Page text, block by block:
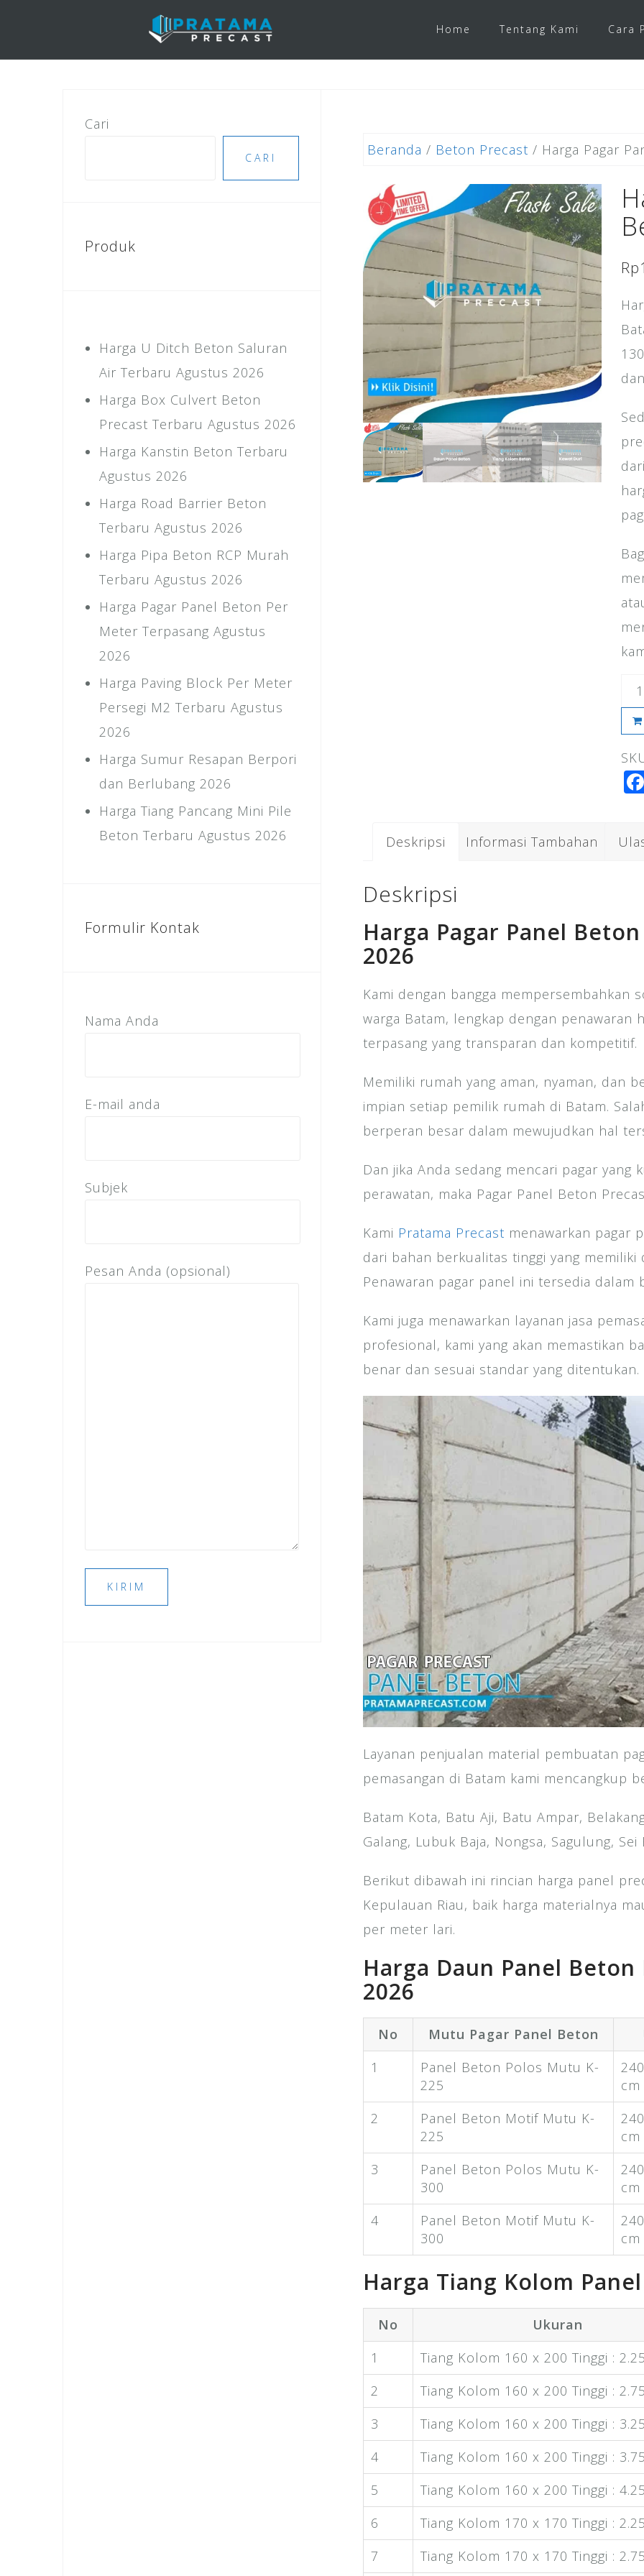
content
Home Tentang Kami Cara
Beranda / Beton Precast / Harga Pagar
Rp
2026
Deskripsi Informasi Tambahan
Deskripsi
Harga Pagar Panel
2026
Kami dengan bangga mempersembahkan
warga Batam, lengkap dengan penawaran
terpasang yang transparan dan kompetitif.
Memiliki rumah yang aman, nyaman, dan
impian setiap pemilik rumah di Batam.
berperan besar dalam mewujudkan hal
Dan jika Anda sedang mencari pagar yang
perawatan, maka Pagar Panel Beton
Kami Pratama Precast menawarkan pagar
dari bahan berkualitas tinggi yang
Penawaran pagar panel ini tersedia dalam
Kami juga menawarkan layanan jasa
profesional, kami yang akan memastikan
benar dan sesuai standar yang ditentukan.
Layanan penjualan material pembuatan
pemasangan di Batam kami mencangkup
Batam Kota, Batu Aji, Batu Ampar,
Galang, Lubuk Baja, Nongsa, Sagulung,
Berikut dibawah ini rincian harga panel
Kepulauan Riau, baik harga materialnya
per meter lari.
Harga Daun Panel
2026
No Mutu Pagar Panel Beton
1
Panel Beton Polos Mutu K-
225
cm
2
Panel Beton Motif Mutu K-
225
cm
3
Panel Beton Polos Mutu K-
300
cm
4
Panel Beton Motif Mutu K-
300
cm
Harga Tiang Kolom
No Ukuran
1
Tiang Kolom 160 x 200 Tinggi :
2
Tiang Kolom 160 x 200 Tinggi :
3
Tiang Kolom 160 x 200 Tinggi :
4
Tiang Kolom 160 x 200 Tinggi :
5
Tiang Kolom 160 x 200 Tinggi :
6
Tiang Kolom 170 x 170 Tinggi :
7
Tiang Kolom 170 x 170 Tinggi :
Cari
CARI
Produk
Harga U Ditch Beton Saluran
Air Terbaru Agustus 2026
Harga Box Culvert Beton
Precast Terbaru Agustus 2026
Harga Kanstin Beton Terbaru
Agustus 2026
Harga Road Barrier Beton
Terbaru Agustus 2026
Harga Pipa Beton RCP Murah
Terbaru Agustus 2026
Harga Pagar Panel Beton Per
Meter Terpasang Agustus
2026
Harga Paving Block Per Meter
Persegi M2 Terbaru Agustus
2026
Harga Sumur Resapan Berpori
dan Berlubang 2026
Harga Tiang Pancang Mini Pile
Beton Terbaru Agustus 2026
Formulir Kontak
Nama Anda
E-mail anda
Subjek
Pesan Anda (opsional)